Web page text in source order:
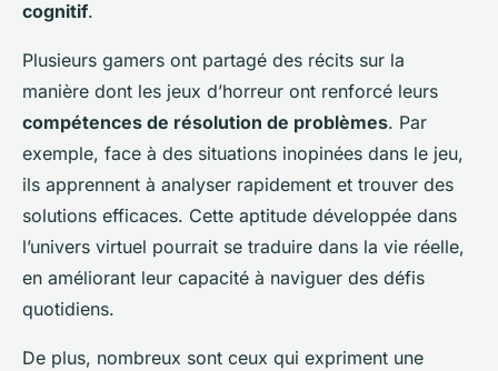
cognitif.
Plusieurs gamers ont partagé des récits sur la
manière dont les jeux d’horreur ont renforcé leurs
compétences de résolution de problèmes. Par
exemple, face à des situations inopinées dans le jeu,
ils apprennent à analyser rapidement et trouver des
solutions efficaces. Cette aptitude développée dans
l’univers virtuel pourrait se traduire dans la vie réelle,
en améliorant leur capacité à naviguer des défis
quotidiens.
De plus, nombreux sont ceux qui expriment une